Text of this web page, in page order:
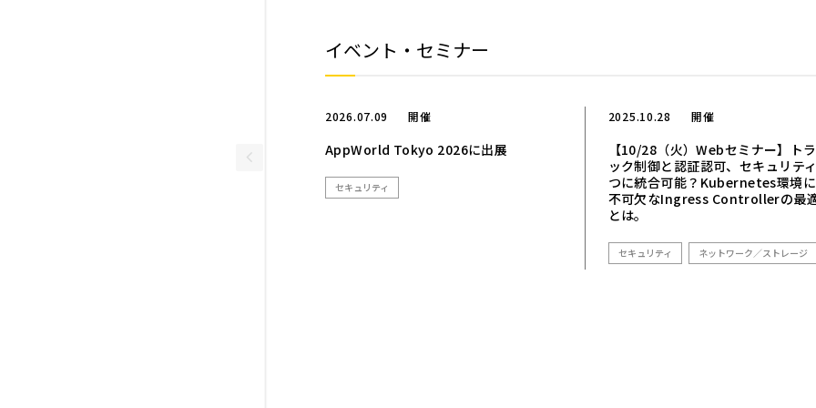
イベント・セミナー
2026.07.09 開催
AppWorld Tokyo 2026に出展
セキュリティ
2025.10.28 開催
【10/28（火）Webセミナー】ト
ック制御と認証認可、セキュリテ
つに統合可能？Kubernetes環境
不可欠なIngress Controllerの最
とは。
セキュリティ ネットワーク／ストレージ